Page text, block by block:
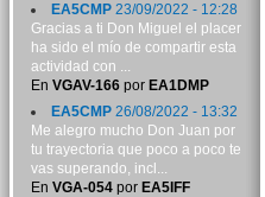
EA5CMP23/09/2022 - 12:28
Gracias a ti Don Miguel el placer
ha sido el mío de compartir esta
actividad con ...
En VGAV-166por EA1DMP
EA5CMP26/08/2022 - 13:32
Me alegro mucho Don Juan por
tu trayectoria que poco a poco te
vas superando, incl...
En VGA-054por EA5IFF